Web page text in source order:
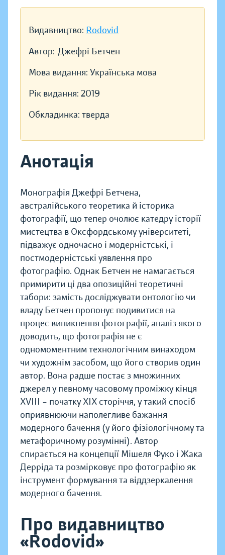
Видавництво: Rodovid
Автор: Джефрі Бетчен
Мова видання: Українська мова
Рік видання: 2019
Обкладинка: тверда
Анотація
Монографія Джефрі Бетчена,
австралійського теоретика й історика
фотографії, що тепер очолює катедру історії
мистецтва в Оксфордському університеті,
підважує одночасно і модерністські, і
постмодерністські уявлення про
фотографію. Однак Бетчен не намагається
примирити ці два опозиційні теоретичні
табори: замість досліджувати онтологію чи
владу Бетчен пропонує подивитися на
процес виникнення фотографії, аналіз якого
доводить, що фотографія не є
одномоментним технологічним винаходом
чи художнім засобом, що його створив один
автор. Вона радше постає з множинних
джерел у певному часовому проміжку кінця
XVIII – початку XIX сторіччя, у такий спосіб
оприявнюючи наполегливе бажання
модерного бачення (у його фізіологічному та
метафоричному розумінні). Автор
спирається на концепції Мішеля Фуко і Жака
Дерріда та розмірковує про фотографію як
інструмент формування та віддзеркалення
модерного бачення.
Про видавництво
«Rodovid»